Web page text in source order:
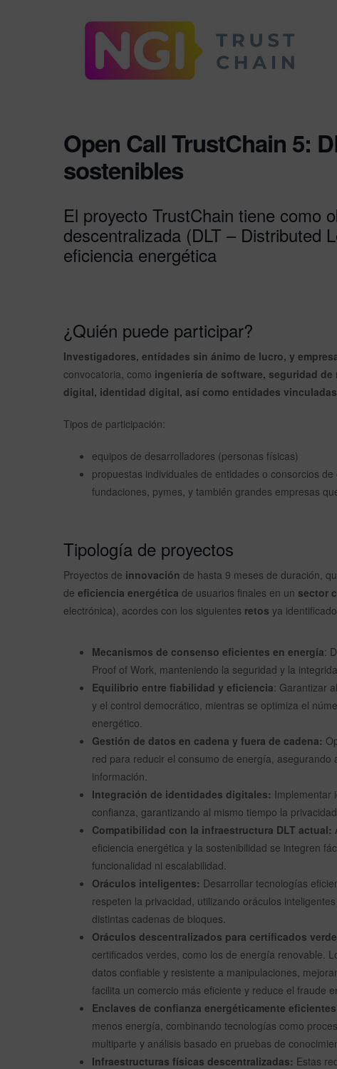
Open Call TrustChain 5:
sostenibles
El proyecto TrustChain tiene como
descentralizada (DLT – Distributed
eficiencia energética
¿Quién puede participar?
Investigadores, entidades sin ánimo de lucro, y
convocatoria, como ingeniería de software, seguridad
digital, identidad digital, así como entidades
Tipos de participación:
equipos de desarrolladores (personas físicas)
propuestas individuales de entidades o consorcios
fundaciones, pymes, y también grandes empresas
Tipología de proyectos
Proyectos de innovación de hasta 9 meses de duración,
de eficiencia energética de usuarios finales en un sector
electrónica), acordes con los siguientes retos ya
Mecanismos de consenso eficientes en energía:
Proof of Work, manteniendo la seguridad y la
Equilibrio entre fiabilidad y eficiencia: Garantizar
y el control democrático, mientras se optimiza el
energético.
Gestión de datos en cadena y fuera de cadena:
red para reducir el consumo de energía,
información.
Integración de identidades digitales: Implementar
confianza, garantizando al mismo tiempo la
Compatibilidad con la infraestructura DLT actual:
eficiencia energética y la sostenibilidad se integren
funcionalidad ni escalabilidad.
Oráculos inteligentes: Desarrollar tecnologías
respeten la privacidad, utilizando oráculos
distintas cadenas de bloques.
Oráculos descentralizados para certificados
certificados verdes, como los de energía renovable.
datos confiable y resistente a manipulaciones,
facilita un comercio más eficiente y reduce el fraude
Enclaves de confianza energéticamente
menos energía, combinando tecnologías como
multiparte y análisis basado en pruebas de
Infraestructuras físicas descentralizadas: Estas